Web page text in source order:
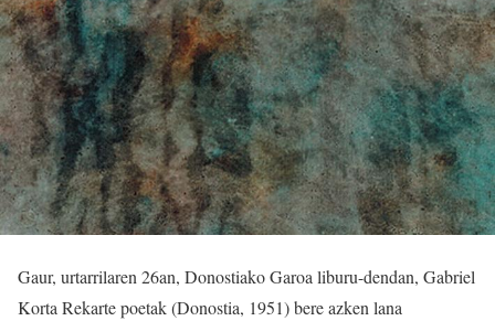
Gaur, urtarrilaren 26an, Donostiako Garoa liburu-dendan, Gabriel
Korta Rekarte poetak (Donostia, 1951) bere azken lana